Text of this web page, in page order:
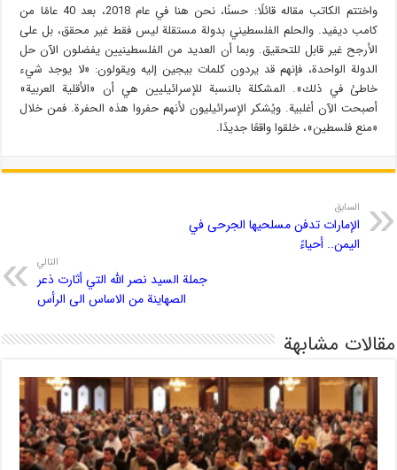
واختتم الكاتب مقاله قائلًا: حسنًا، نحن هنا في عام 2018، بعد 40 عامًا من
كامب ديفيد. والحلم الفلسطيني بدولة مستقلة ليس فقط غير محقق، بل على
الأرجح غير قابل للتحقيق. وبما أن العديد من الفلسطينيين يفضلون الآن حل
الدولة الواحدة، فإنهم قد يردون كلمات بيجين إليه ويقولون: «لا يوجد شيء
خاطئ في ذلك». المشكلة بالنسبة للإسرائيليين هي أن «الأقلية العربية»
أصبحت الآن أغلبية. ويُشكر الإسرائيليون لأنهم حفروا هذه الحفرة. فمن خلال
«منع فلسطين»، خلقوا واقعًا جديدًا.
السابق
الإمارات تدفن مسلحيها الجرحى في
اليمن.. أحياءً
التالي
جملة السيد نصر الله التي أثارت ذعر
الصهاينة من الاساس الى الرأس
مقالات مشابهة